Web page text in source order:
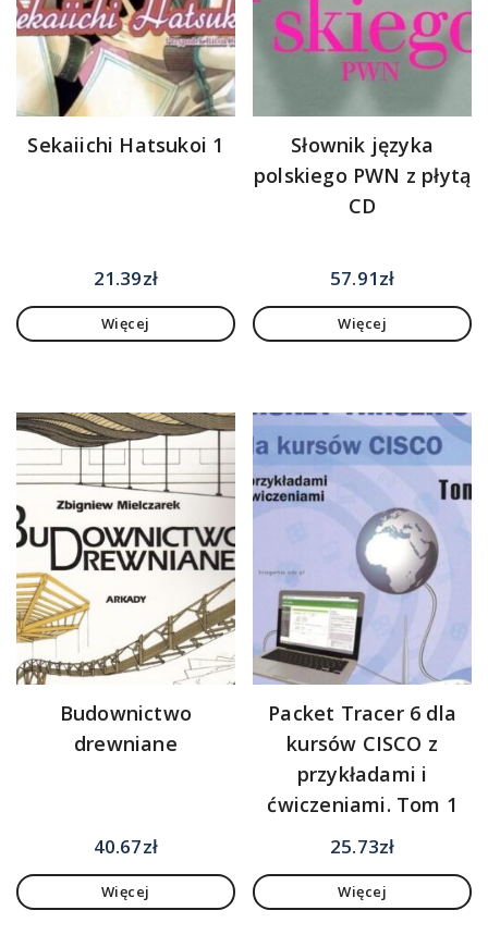
Sekaiichi Hatsukoi 1
21.39zł
Więcej
Słownik języka
polskiego PWN z płytą
CD
57.91zł
Więcej
Budownictwo
drewniane
40.67zł
Więcej
Packet Tracer 6 dla
kursów CISCO z
przykładami i
ćwiczeniami. Tom 1
25.73zł
Więcej